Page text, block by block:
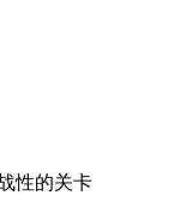
性的关卡